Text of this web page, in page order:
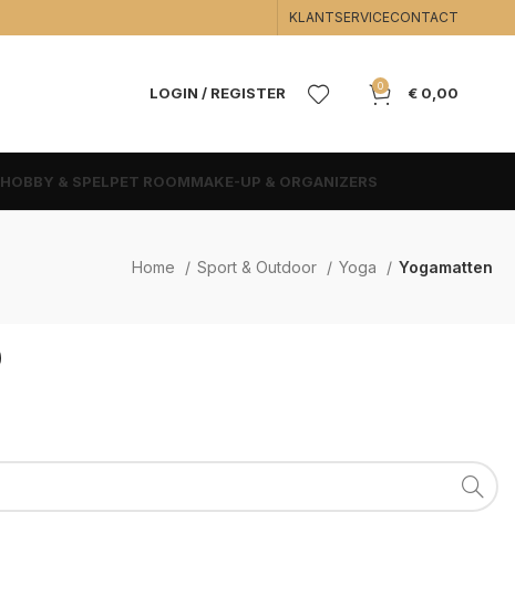
KLANTSERVICECONTACT
LOGIN / REGISTER 0 € 0,00
HOBBY & SPEL PET ROOMMAKE-UP & ORGANIZERS
Home Sport & Outdoor Yoga Yogamatten